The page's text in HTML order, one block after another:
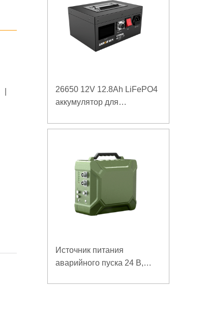
26650 12V 12.8Ah LiFePO4
аккумулятор для
испытаний
оборудования с портом
связи SMBUS
Источник питания
аварийного пуска 24 В,